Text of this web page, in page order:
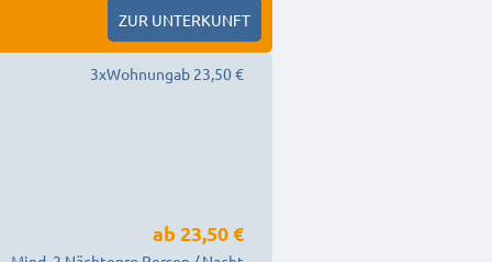
ZUR UNTERKUNFT
3xWohnungab 23,50 €
ab 23,50 €